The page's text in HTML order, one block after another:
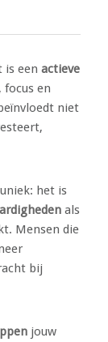
is een actieve
focus en
niet
het is
als
Mensen die
bij
jouw